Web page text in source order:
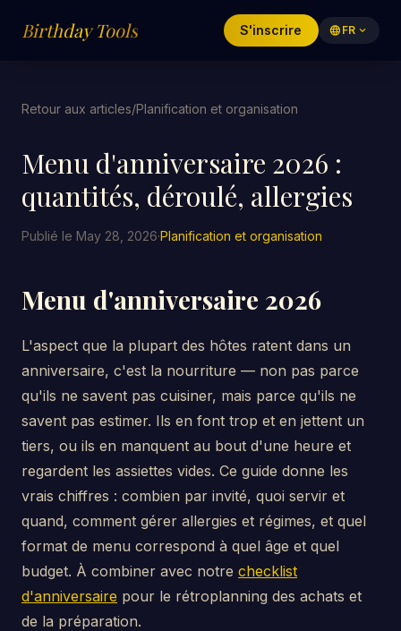
Birthday Tools S'inscrire language FR expand_more
Retour aux articles/Planification et organisation
Menu d'anniversaire 2026 :
quantités, déroulé, allergies
Publié le May 28, 2026·Planification et organisation
Menu d'anniversaire 2026
L'aspect que la plupart des hôtes ratent dans un
anniversaire, c'est la nourriture — non pas parce
qu'ils ne savent pas cuisiner, mais parce qu'ils ne
savent pas estimer. Ils en font trop et en jettent un
tiers, ou ils en manquent au bout d'une heure et
regardent les assiettes vides. Ce guide donne les
vrais chiffres : combien par invité, quoi servir et
quand, comment gérer allergies et régimes, et quel
format de menu correspond à quel âge et quel
budget. À combiner avec notre checklist
d'anniversaire pour le rétroplanning des achats et
de la préparation.